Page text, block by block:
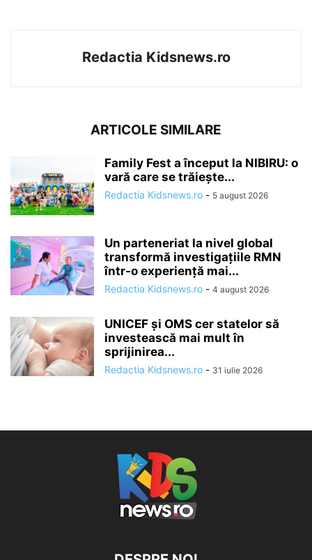
Redactia Kidsnews.ro
ARTICOLE SIMILARE
Family Fest a început la NIBIRU: o
vară care se trăiește...
Redactia Kidsnews.ro - 5 august 2026
Un parteneriat la nivel global
transformă investigațiile RMN
într-o experiență mai...
Redactia Kidsnews.ro - 4 august 2026
UNICEF și OMS cer statelor să
investească mai mult în
sprijinirea...
Redactia Kidsnews.ro - 31 iulie 2026